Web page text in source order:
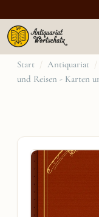
Zum
Inhalt
Start / Antiquariat /
und Reisen - Karten